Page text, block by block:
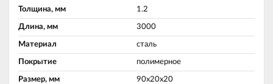
Толщина, мм 1.2
Длина, мм 3000
Материал сталь
Покрытие полимерное
Размер, мм 90х20х20